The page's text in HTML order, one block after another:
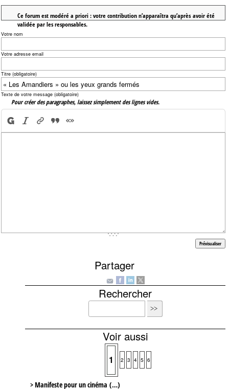
Ce forum est modéré a priori : votre contribution n’apparaîtra qu’après avoir été
validée par les responsables.
Votre nom
Votre adresse email
Titre (obligatoire)
Texte de votre message (obligatoire)
Pour créer des paragraphes, laissez simplement des lignes vides.
Partager
Rechercher
Voir aussi
1 2 3 4 5 6
> Manifeste pour un cinéma (…)